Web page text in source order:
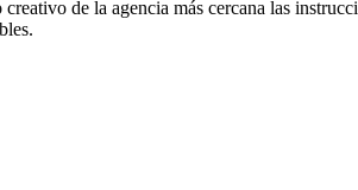
de la agencia más cercana las